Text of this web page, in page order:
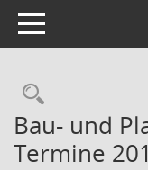
Toggle navigation
Bau- und
Termine